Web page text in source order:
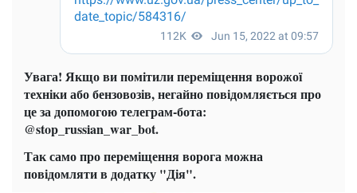
Увага! Якщо ви помітили переміщення ворожої
техніки або бензовозів, негайно повідомляється про
це за допомогою телеграм-бота:
@stop_russian_war_bot.
Так само про переміщення ворога можна
повідомляти в додатку "Дія".